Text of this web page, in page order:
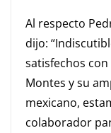
Al respecto
dijo:
satisfechos
Montes y su
mexicano,
colaborador